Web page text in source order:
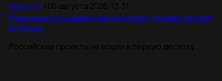
Новости
В Америке составили список лучших документальных
фильмов